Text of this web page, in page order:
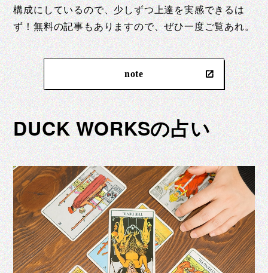
構成にしているので、少しずつ上達を実感できるは
ず！無料の記事もありますので、ぜひ一度ご覧あれ。
note
DUCK WORKSの占い